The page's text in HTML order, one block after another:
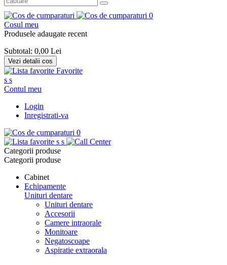
0
Cosul meu
Produsele adaugate recent
Subtotal: 0,00 Lei
Vezi detalii cos
Favorite
s s
Contul meu
Login
Inregistrati-va
0
s s
Categorii produse
Categorii produse
Cabinet
Echipamente
Unituri dentare
Unituri dentare
Accesorii
Camere intraorale
Monitoare
Negatoscoape
Aspiratie extraorala